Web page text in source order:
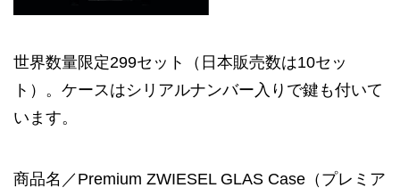
世界数量限定299セット（日本販売数は10セッ
ト）。ケースはシリアルナンバー入りで鍵も付いて
います。
商品名／Premium ZWIESEL GLAS Case（プレミア